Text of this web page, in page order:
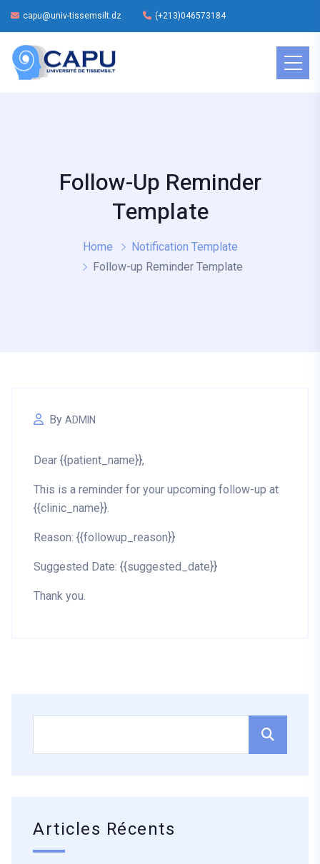
capu@univ-tissemsilt.dz (+213)046573184
Follow-Up Reminder
Template
Home
Notification Template
Follow-up Reminder Template
By ADMIN
Dear {{patient_name}},
This is a reminder for your upcoming follow-up at
{{clinic_name}}.
Reason: {{followup_reason}}
Suggested Date: {{suggested_date}}
Thank you.
Articles Récents